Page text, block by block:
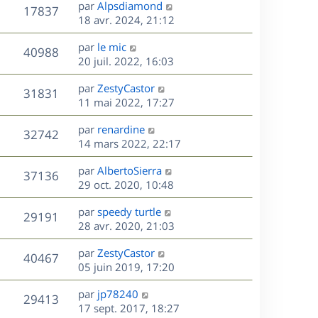
s
n
i
e
r
m
e
s
s
a
g
e
17837V
u
e
D
e
r
n
i
e
r
m
e
s
s
a
g
e
par Alpsdiamond
18 avr. 2024, 21:12
40988V
u
s
D
e
r
n
i
e
r
m
e
s
s
a
g
e
par le mic
20 juil. 2022, 16:03
31831
u
e
D
e
r
n
i
e
r
m
e
s
s
a
g
e
par ZestyCastor
11 mai 2022, 17:27
32742V
u
e
D
e
r
n
i
e
r
m
e
s
s
a
g
e
par renardine
14 mars 2022, 22:17
37136V
u
s
D
e
r
n
i
e
r
m
e
s
s
par AlbertoSierra
29 oct. 2020, 10:48
29191
u
s
D
e
r
n
i
e
r
m
par speedy turtle
28 avr. 2020, 21:03
40467V
u
e
D
e
r
n
i
par ZestyCastor
05 juin 2019, 17:20
29413V
D
e
par jp78240
17 sept. 2017, 18:27